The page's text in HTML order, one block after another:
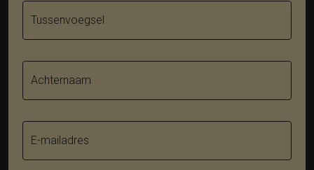
Tussenvoegsel
Achternaam
E-mailadres